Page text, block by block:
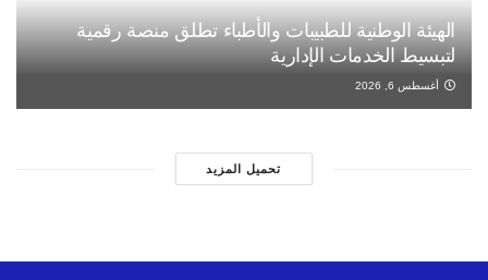
الهيئة الوطنية للطبيبات والأطباء تطلق منصة رقمية
لتبسيط الخدمات الإدارية
أغسطس 6, 2026
تحميل المزيد